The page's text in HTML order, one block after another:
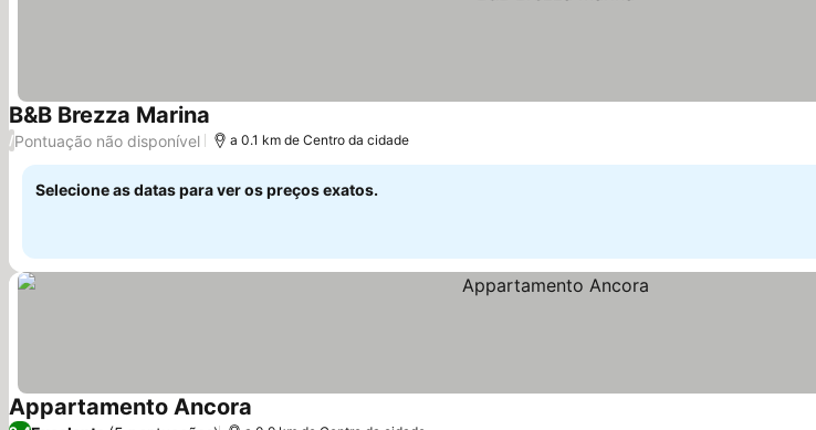
B&B Brezza Marina Ver preços
/Pontuação não disponível a 0.1 km de Centro da cidade
Selecione as datas para ver os preços exatos.
Appartamento Ancora